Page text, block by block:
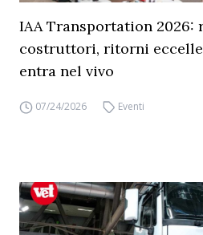
IAA Transportation 2026:
costruttori, ritorni
entra nel vivo
07/24/2026 Eventi